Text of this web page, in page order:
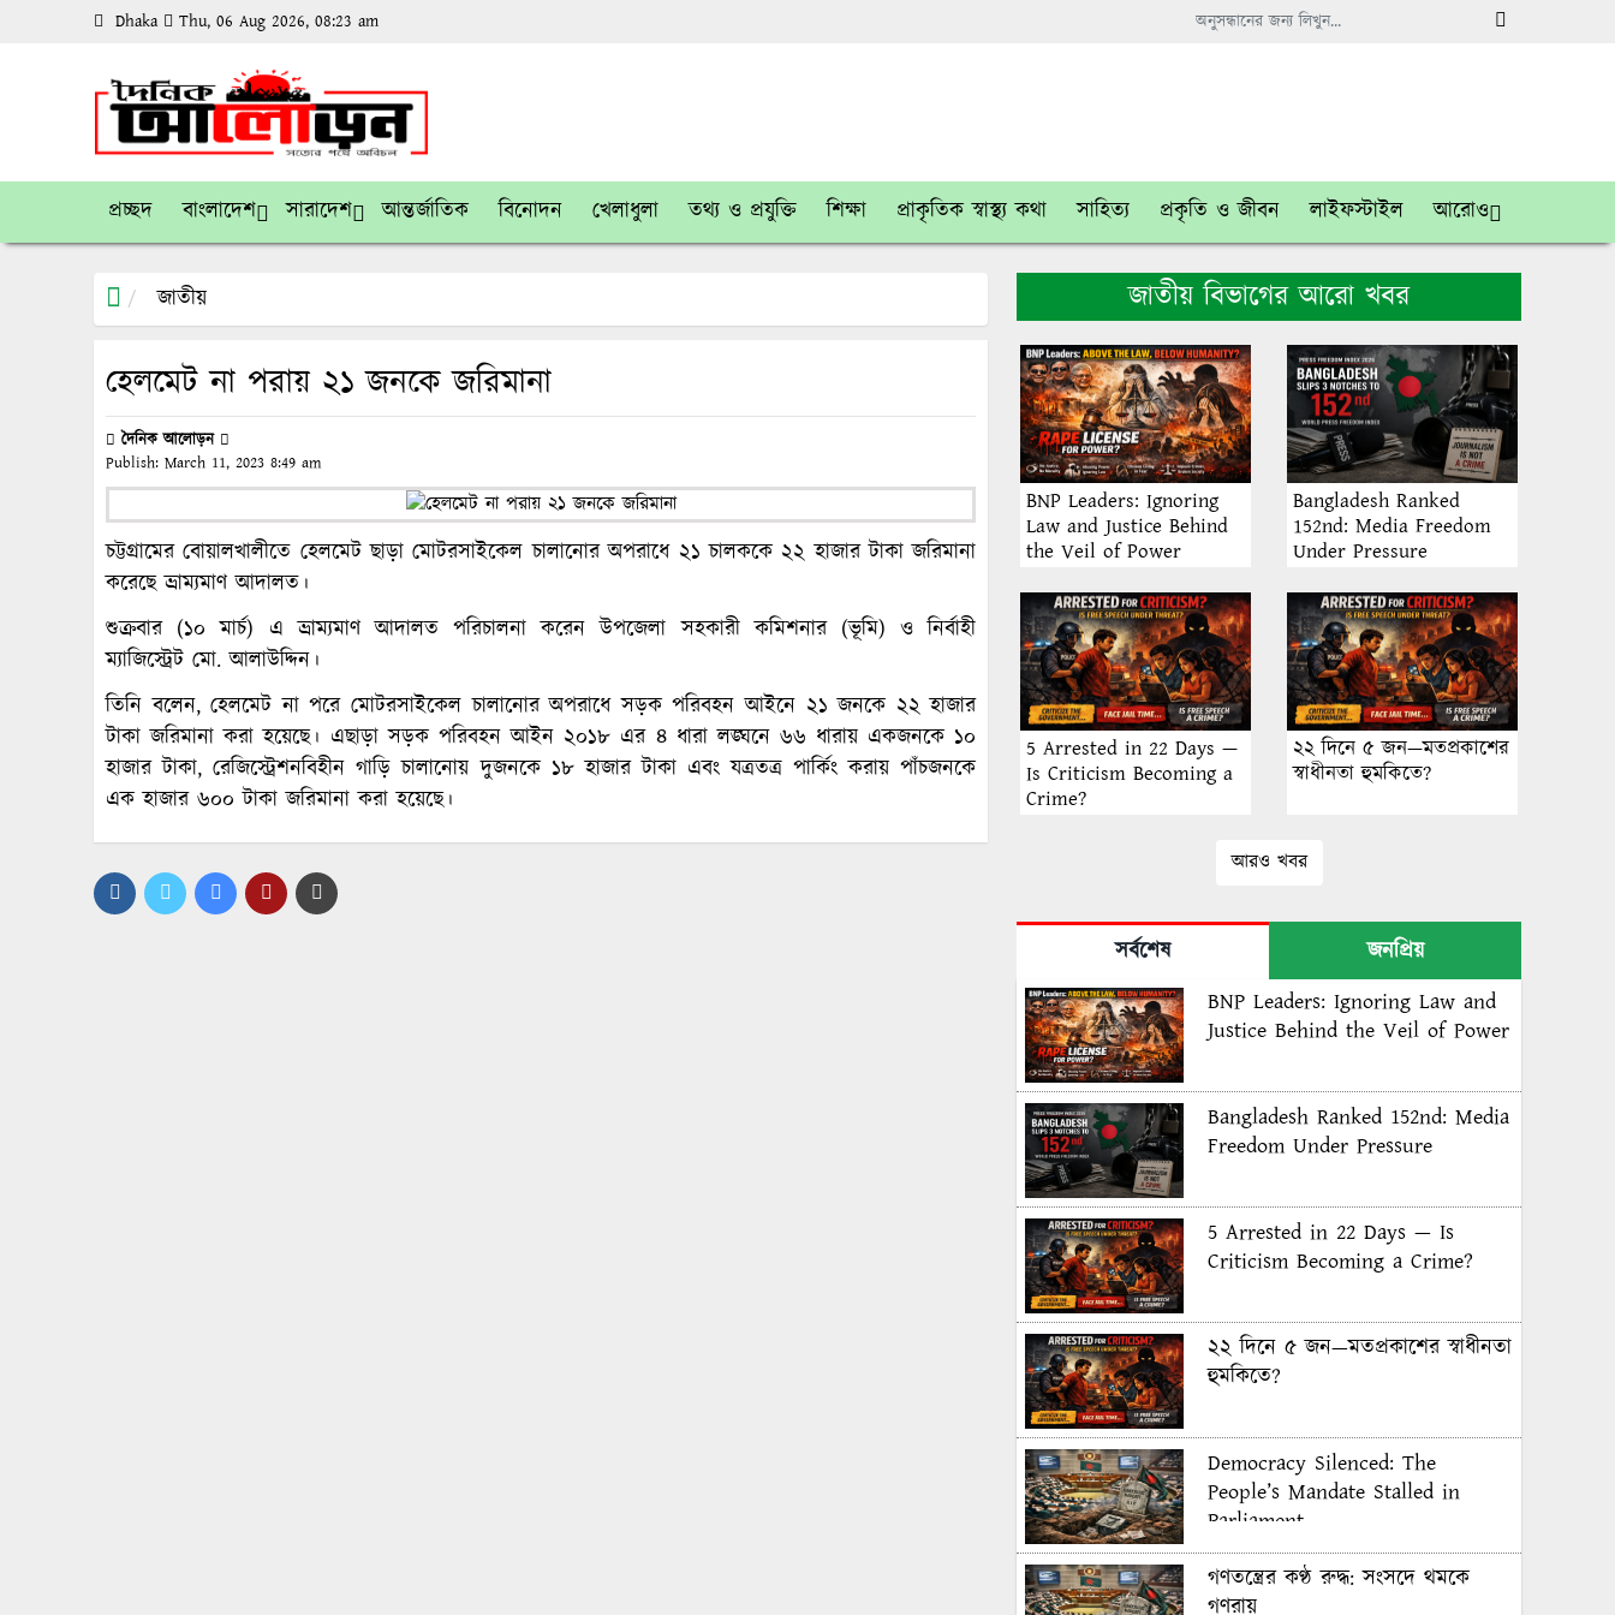
Dhaka Thu, 06 Aug 2026, 08:23 am
প্রচ্ছদ বাংলাদেশ সারাদেশ আন্তর্জাতিক বিনোদন খেলাধুলা তথ্য ও প্রযুক্তি শিক্ষা প্রাকৃতিক স্বাস্থ্য কথা সাহিত্য প্রকৃতি ও জীবন লাইফস্টাইল আরোও
জাতীয়
হেলমেট না পরায় ২১ জনকে জরিমানা
দৈনিক আলোড়ন
Publish: March 11, 2023 8:49 am
চট্টগ্রামের বোয়ালখালীতে হেলমেট ছাড়া মোটরসাইকেল চালানোর অপরাধে ২১ চালককে ২২ হাজার টাকা জরিমানা
করেছে ভ্রাম্যমাণ আদালত।
শুক্রবার (১০ মার্চ) এ ভ্রাম্যমাণ আদালত পরিচালনা করেন উপজেলা সহকারী কমিশনার (ভূমি) ও নির্বাহী
ম্যাজিস্ট্রেট মো. আলাউদ্দিন।
তিনি বলেন, হেলমেট না পরে মোটরসাইকেল চালানোর অপরাধে সড়ক পরিবহন আইনে ২১ জনকে ২২ হাজার
টাকা জরিমানা করা হয়েছে। এছাড়া সড়ক পরিবহন আইন ২০১৮ এর ৪ ধারা লঙ্ঘনে ৬৬ ধারায় একজনকে ১০
হাজার টাকা, রেজিস্ট্রেশনবিহীন গাড়ি চালানোয় দুজনকে ১৮ হাজার টাকা এবং যত্রতত্র পার্কিং করায় পাঁচজনকে
এক হাজার ৬০০ টাকা জরিমানা করা হয়েছে।
জাতীয় বিভাগের আরো খবর
BNP Leaders: Ignoring
Law and Justice Behind
the Veil of Power
Bangladesh Ranked
152nd: Media Freedom
Under Pressure
5 Arrested in 22 Days —
Is Criticism Becoming a
Crime?
২২ দিনে ৫ জন—মতপ্রকাশের
স্বাধীনতা হুমকিতে?
আরও খবর
সর্বশেষ
জনপ্রিয়
BNP Leaders: Ignoring Law and
Justice Behind the Veil of Power
Bangladesh Ranked 152nd: Media
Freedom Under Pressure
5 Arrested in 22 Days — Is
Criticism Becoming a Crime?
২২ দিনে ৫ জন—মতপ্রকাশের স্বাধীনতা
হুমকিতে?
Democracy Silenced: The
People’s Mandate Stalled in
Parliament
গণতন্ত্রের কণ্ঠ রুদ্ধ: সংসদে থমকে
গণরায়